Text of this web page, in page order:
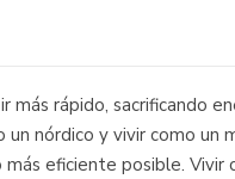
rápido, sacrificando
nórdico y vivir como un
eficiente posible. Vivir